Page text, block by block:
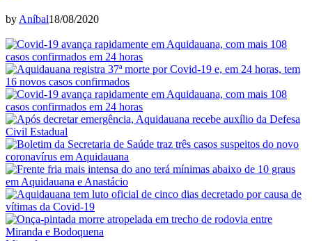
by Aníbal18/08/2020